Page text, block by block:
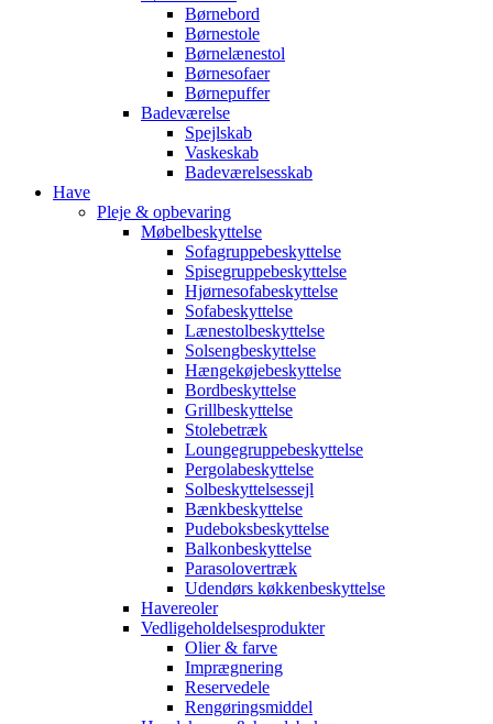
Børnebord
Børnestole
Børnelænestol
Børnesofaer
Børnepuffer
Badeværelse
Spejlskab
Vaskeskab
Badeværelsesskab
Have
Pleje & opbevaring
Møbelbeskyttelse
Sofagruppebeskyttelse
Spisegruppebeskyttelse
Hjørnesofabeskyttelse
Sofabeskyttelse
Lænestolbeskyttelse
Solsengbeskyttelse
Hængekøjebeskyttelse
Bordbeskyttelse
Grillbeskyttelse
Stolebetræk
Loungegruppebeskyttelse
Pergolabeskyttelse
Solbeskyttelsessejl
Bænkbeskyttelse
Pudeboksbeskyttelse
Balkonbeskyttelse
Parasolovertræk
Udendørs køkkenbeskyttelse
Havereoler
Vedligeholdelsesprodukter
Olier & farve
Imprægnering
Reservedele
Rengøringsmiddel